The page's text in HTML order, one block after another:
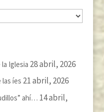
Iglesia 28 abril, 2026
íes 21 abril, 2026
ahí… 14 abril,